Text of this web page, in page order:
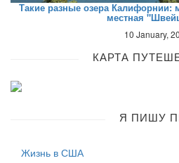
Такие разные озера Калифорнии:
местная
10 January,
КАРТА
Я ПИШУ
Жизнь в США